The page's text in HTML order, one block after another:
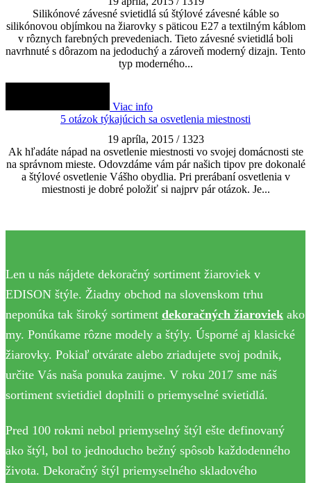
Silikónové závesné svietidlá sú štýlové závesné káble so
silikónovou objímkou na žiarovky s päticou E27 a textilným káblom
v rôznych farebných prevedeniach. Tieto závesné svietidlá boli
navrhnuté s dôrazom na jedoduchý a zároveň moderný dizajn. Tento
typ moderného...
Viac info
5 otázok týkajúcich sa osvetlenia miestnosti
19 apríla, 2015 / 1323
Ak hľadáte nápad na osvetlenie miestnosti vo svojej domácnosti ste
na správnom mieste. Odovzdáme vám pár našich tipov pre dokonalé
a štýlové osvetlenie Vášho obydlia. Pri prerábaní osvetlenia v
miestnosti je dobré položiť si najprv pár otázok. Je...
Len u nás nájdete dekoračný sortiment žiaroviek v
EDISON štýle. Žiadny obchod na slovenskom trhu
neponúka tak široký sortiment dekoračných žiaroviek ako
my. Ponúkame rôzne modely a štýly. Úsporné aj klasické
žiarovky. Pokiaľ otvárate alebo zriadujete svoj podnik,
určite Vás naša ponuka zaujme. V roku 2017 sme náš
sortiment svietidiel doplnili o priemyselné svietidlá.
Pred 100 rokmi nebol priemyselný štýl ešte definovaný
ako štýl, bol to jednoducho bežný spôsob každodenného
života. Dekoračný štýl priemyselného skladového